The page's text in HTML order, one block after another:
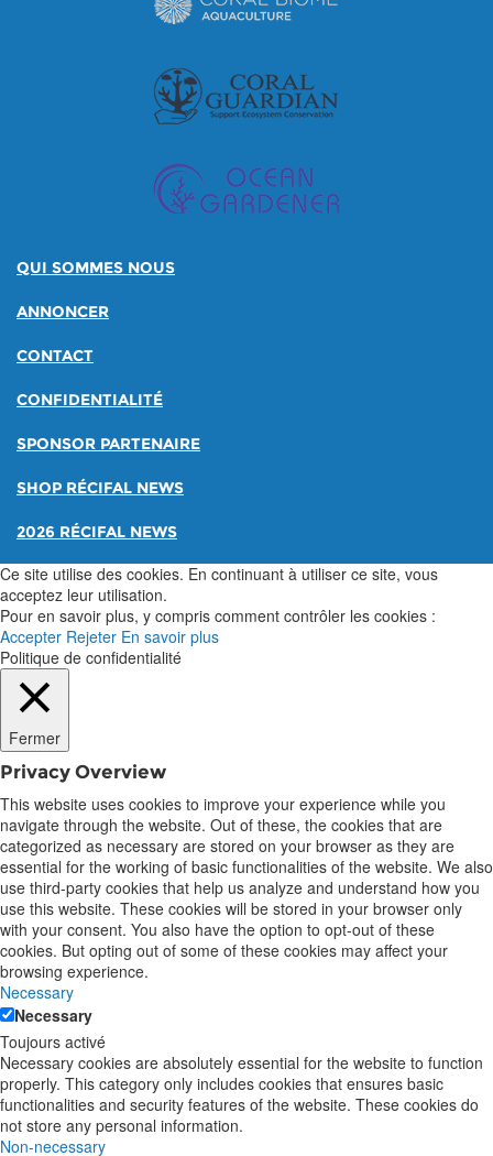
QUI SOMMES NOUS
ANNONCER
CONTACT
CONFIDENTIALITÉ
SPONSOR PARTENAIRE
SHOP RÉCIFAL NEWS
2026 RÉCIFAL NEWS
Ce site utilise des cookies. En continuant à utiliser ce site, vous
acceptez leur utilisation.
Pour en savoir plus, y compris comment contrôler les cookies :
Accepter Rejeter En savoir plus
Politique de confidentialité
Fermer
Privacy Overview
This website uses cookies to improve your experience while you
navigate through the website. Out of these, the cookies that are
categorized as necessary are stored on your browser as they are
essential for the working of basic functionalities of the website. We also
use third-party cookies that help us analyze and understand how you
use this website. These cookies will be stored in your browser only
with your consent. You also have the option to opt-out of these
cookies. But opting out of some of these cookies may affect your
browsing experience.
Necessary
Necessary
Toujours activé
Necessary cookies are absolutely essential for the website to function
properly. This category only includes cookies that ensures basic
functionalities and security features of the website. These cookies do
not store any personal information.
Non-necessary